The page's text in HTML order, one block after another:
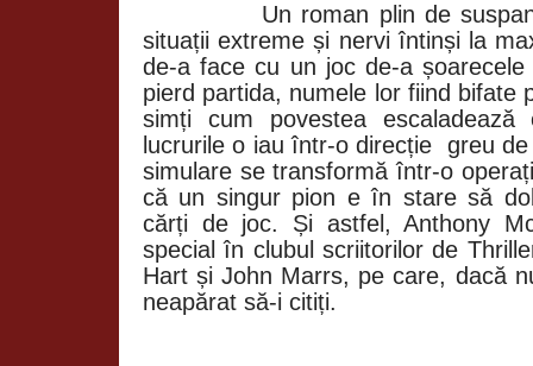
Un roman plin de suspans,
situații extreme și nervi întinși la
de-a face cu un joc de-a
pierd partida, numele lor fiind bifate
simți cum povestea
lucrurile o iau într-o direcție greu
simulare se transformă într-o
că un singur pion e în stare să
cărți de joc. Și astfel, Anthony
special în clubul scriitorilor de
Hart și John Marrs, pe care, dacă
neapărat să-i citiți.